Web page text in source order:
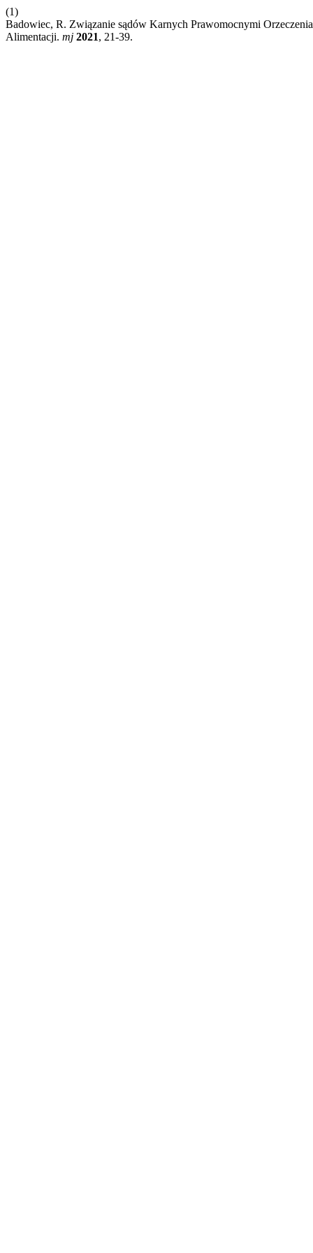
(1)
Badowiec, R. Związanie sądów Karnych Prawomocnymi
Alimentacji. mj 2021, 21-39.